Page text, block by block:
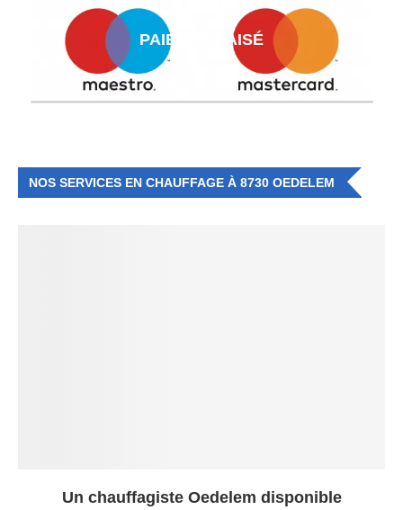
PAIEMENT AISÉ
NOS SERVICES EN CHAUFFAGE À 8730 OEDELEM
Un chauffagiste Oedelem disponible